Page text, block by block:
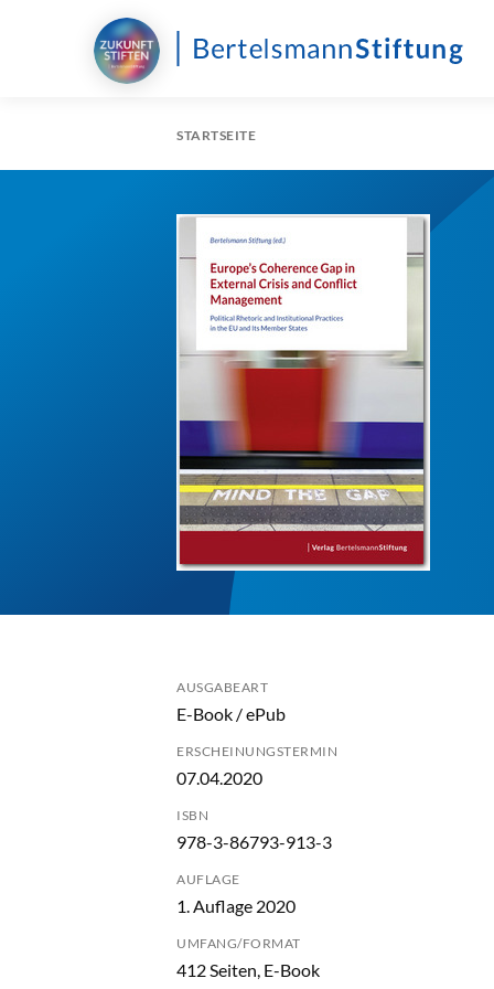
STARTSEITE
AUSGABEART
E-Book / ePub
ERSCHEINUNGSTERMIN
07.04.2020
ISBN
978-3-86793-913-3
AUFLAGE
1. Auflage 2020
UMFANG/FORMAT
412 Seiten, E-Book